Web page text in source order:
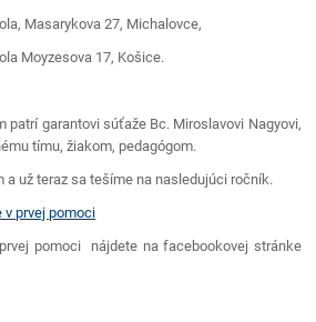
Masarykova 27, Michalovce,
Moyzesova 17, Košice.
patrí garantovi súťaže Bc. Miroslavovi Nagyovi,
tímu, žiakom, pedagógom.
a už teraz sa tešíme na nasledujúci ročník.
v prvej pomoci
pomoci nájdete na facebookovej stránke